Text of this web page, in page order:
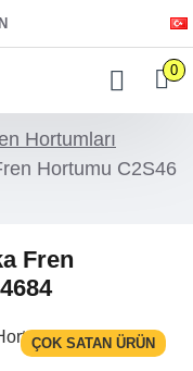
0
Hortumları
Hortumu C2S46
Fren
ÇOK SATAN ÜRÜN